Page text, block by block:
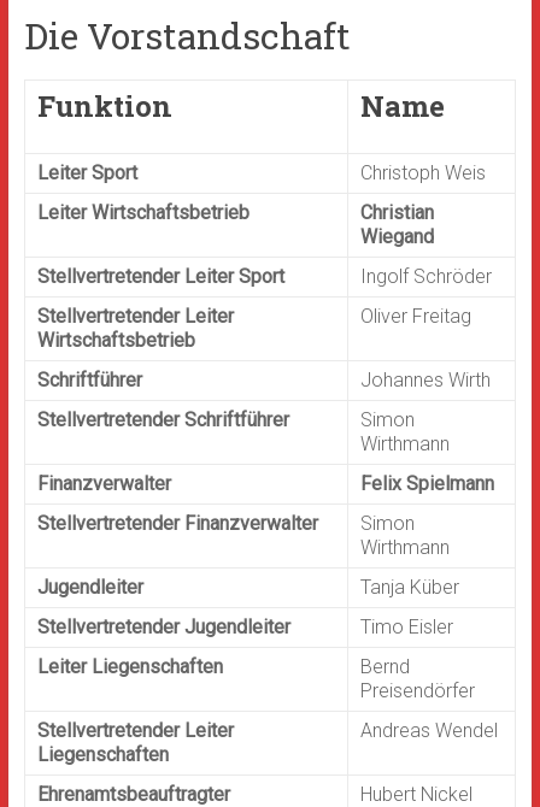
Die Vorstandschaft
Funktion Name
Leiter Sport
Christoph Weis
Leiter Wirtschaftsbetrieb
Christian
Wiegand
Stellvertretender Leiter Sport
Ingolf Schröder
Stellvertretender Leiter
Wirtschaftsbetrieb
Oliver Freitag
Schriftführer
Johannes Wirth
Stellvertretender Schriftführer
Simon
Wirthmann
Finanzverwalter
Felix Spielmann
Stellvertretender Finanzverwalter
Simon
Wirthmann
Jugendleiter
Tanja Küber
Stellvertretender Jugendleiter
Timo Eisler
Leiter Liegenschaften
Bernd
Preisendörfer
Stellvertretender Leiter
Liegenschaften
Andreas Wendel
Ehrenamtsbeauftragter
Hubert Nickel